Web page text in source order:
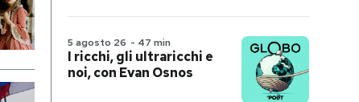
5 agosto 26 - 47 min
I ricchi, gli ultraricchi e
noi, con Evan Osnos